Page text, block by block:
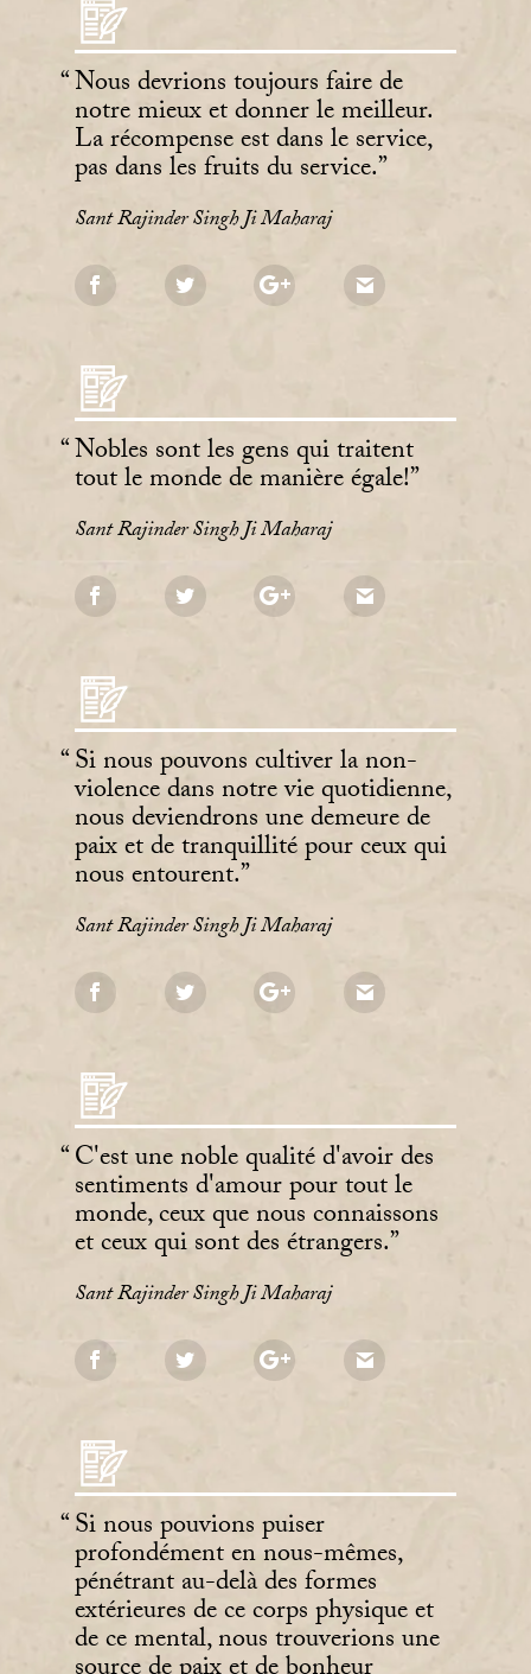
Nous devrions toujours faire de
notre mieux et donner le meilleur.
La récompense est dans le service,
pas dans les fruits du service.
Sant Rajinder Singh Ji Maharaj
Nobles sont les gens qui traitent
tout le monde de manière égale!
Sant Rajinder Singh Ji Maharaj
Si nous pouvons cultiver la non-
violence dans notre vie quotidienne,
nous deviendrons une demeure de
paix et de tranquillité pour ceux qui
nous entourent.
Sant Rajinder Singh Ji Maharaj
C'est une noble qualité d'avoir des
sentiments d'amour pour tout le
monde, ceux que nous connaissons
et ceux qui sont des étrangers.
Sant Rajinder Singh Ji Maharaj
Si nous pouvions puiser
profondément en nous-mêmes,
pénétrant au-delà des formes
extérieures de ce corps physique et
de ce mental, nous trouverions une